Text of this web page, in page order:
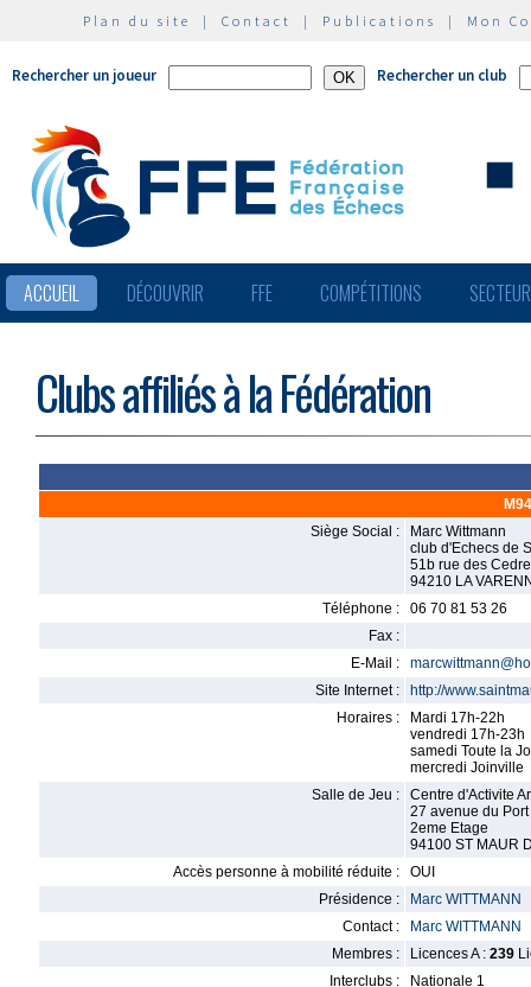
Plan du site | Contact | Publications | Mon
Rechercher un joueur Rechercher un club
ACCUEIL DÉCOUVRIR FFE COMPÉTITIONS
Clubs affiliés à la Fédération
Siège Social :
Marc Wittmann
club d'Echecs de
51b rue des
94210 LA
Téléphone :
06 70 81 53 26
Fax :
E-Mail :
Site Internet :
http://
Horaires :
Mardi 17h-22h
vendredi 17h-23h
samedi Toute la
mercredi Joinville
Salle de Jeu :
Centre d'Activite
27 avenue du
2eme Etage
94100 ST MAUR
Accès personne à mobilité réduite :
OUI
Présidence :
Marc WITTMANN
Contact :
Marc WITTMANN
Membres :
Licences A : 239
Interclubs :
Nationale 1